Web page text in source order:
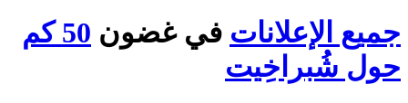
جميع الإعلانات في غضون
50 كم
حول شُبراخِيت